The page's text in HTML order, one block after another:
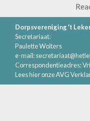
Dorpsvereniging 't
Secretariaat:
Paulette Wolters
e-mail:
Correspondentieadres:
Lees hier onze AVG